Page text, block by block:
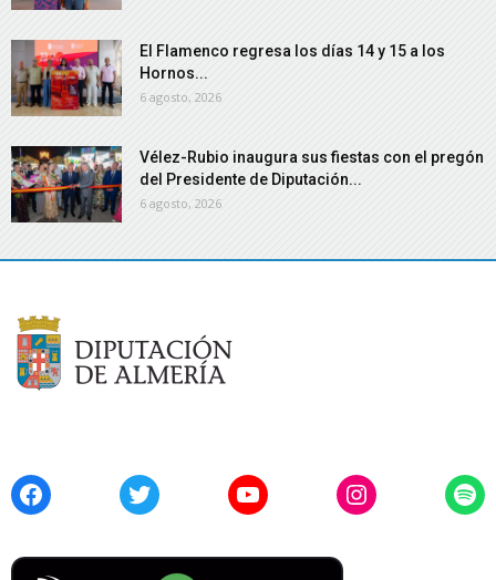
El Flamenco regresa los días 14 y 15 a los
Hornos...
6 agosto, 2026
Vélez-Rubio inaugura sus fiestas con el pregón
del Presidente de Diputación...
6 agosto, 2026
FacebookTwitter YouTubeInstagram